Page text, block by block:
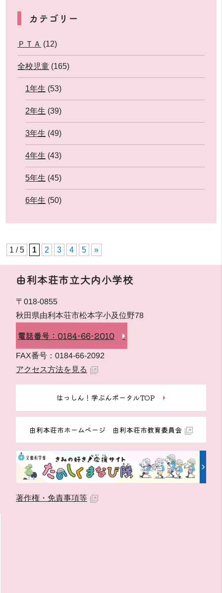
カテゴリー
ＰＴＡ (12)
全校児童 (165)
1年生 (53)
2年生 (39)
3年生 (49)
4年生 (43)
5年生 (45)
6年生 (50)
1 / 5 1 2 3 4 5 »
由利本荘市立大内小学校
〒018-0855
秋田県由利本荘市松本字小及位野78
電話番号：0184-66-2010
FAX番号：0184-66-2092
アクセス方法を見る
はっしん！学ぶんポータルTOP
由利本荘市ホームページ 由利本荘市教育委員会
著作権・免責事項等